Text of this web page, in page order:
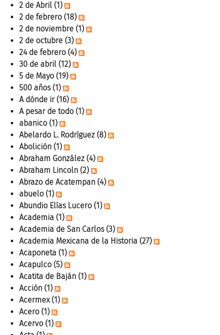
2 de Abril (1)
2 de febrero (18)
2 de noviembre (1)
2 de octubre (3)
24 de febrero (4)
30 de abril (12)
5 de Mayo (19)
500 años (1)
A dónde ir (16)
A pesar de todo (1)
abanico (1)
Abelardo L. Rodríguez (8)
Abolición (1)
Abraham González (4)
Abraham Lincoln (2)
Abrazo de Acatempan (4)
abuelo (1)
Abundio Elías Lucero (1)
Academia (1)
Academia de San Carlos (3)
Academia Mexicana de la Historia (27)
Acaponeta (1)
Acapulco (5)
Acatita de Baján (1)
Acción (1)
Acermex (1)
Acero (1)
Acervo (1)